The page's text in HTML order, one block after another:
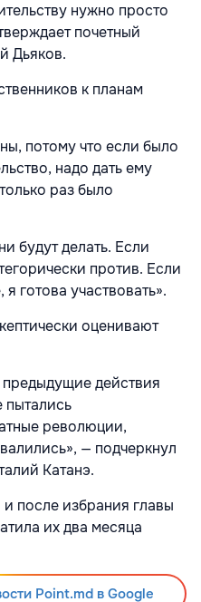
нужно просто
почетный
Дьяков.
к планам
потому что если было
надо дать ему
раз было
будут делать. Если
против. Если
готова участвовать».
оценивают
предыдущие действия
пытались
революции,
— подчеркнул
Катанэ.
после избрания главы
их два месяца
Point.md в Google